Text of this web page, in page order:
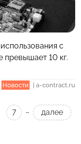
с
превышает 10 кг.
Новости a-contract.ru
7 … далее